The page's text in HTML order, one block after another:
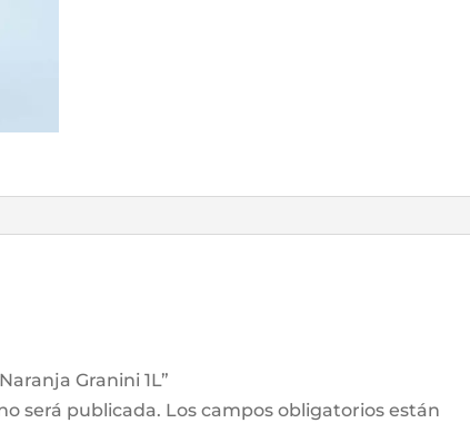
Granini 1L”
será publicada. Los campos obligatorios están